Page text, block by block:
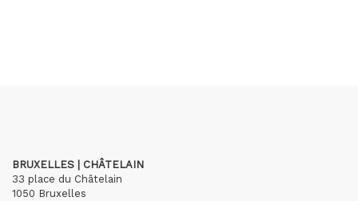
BRUXELLES | CHÂTELAIN
33 place du Châtelain
1050 Bruxelles